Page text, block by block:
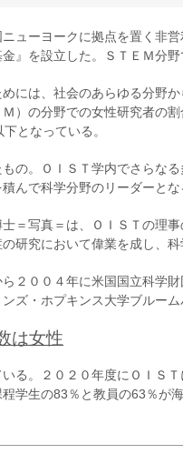
ューヨークに拠点を置く非
』を設立した。ＳＴＥＭ分
には、社会のあらゆる分野
）の分野での女性研究者の
となっている。
の。ＯＩＳＴ学内でさらな
んで科学分野のリーダーとな
＝写真＝は、ＯＩＳＴの理
研究において偉業を成し、
２００４年に米国国立科学
ズ・ホプキンス大学ブルー
は女性
る。２０２０年度にＯＩＳ
学生の83％と教員の63％が